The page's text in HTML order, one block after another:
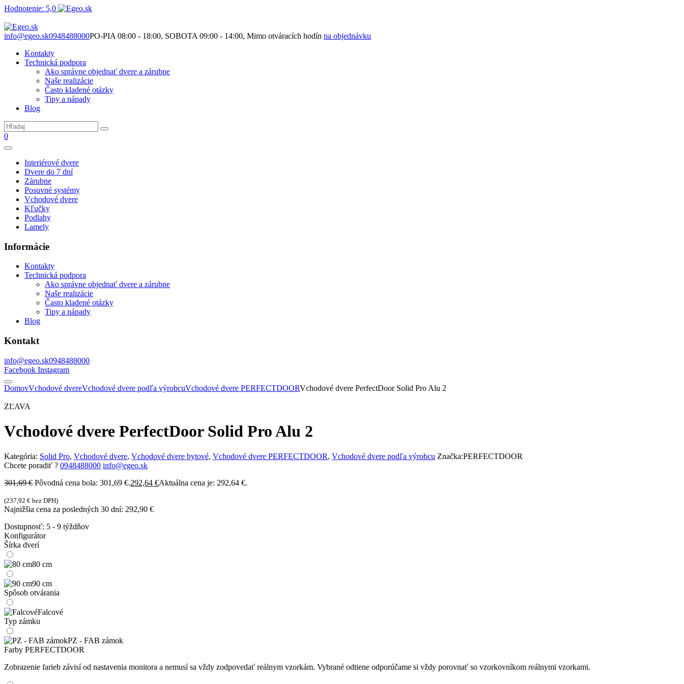
Hodnotenie: 5,0
info@egeo.sk0948488000PO-PIA 08:00 - 18:00, SOBOTA 09:00 - 14:00, Mimo otváracích hodín na objednávku
Kontakty
Technická podpora
Ako správne objednať dvere a zárubne
Naše realizácie
Často kladené otázky
Tipy a nápady
Blog
0
Interiérové dvere
Dvere do 7 dní
Zárubne
Posuvné systémy
Vchodové dvere
Kľučky
Podlahy
Lamely
Informácie
Kontakty
Technická podpora
Ako správne objednať dvere a zárubne
Naše realizácie
Často kladené otázky
Tipy a nápady
Blog
Kontakt
info@egeo.sk0948488000
Facebook Instagram
DomovVchodové dvereVchodové dvere podľa výrobcuVchodové dvere PERFECTDOORVchodové dvere PerfectDoor Solid Pro Alu 2
ZĽAVA
Vchodové dvere PerfectDoor Solid Pro Alu 2
Kategória: Solid Pro, Vchodové dvere, Vchodové dvere bytové, Vchodové dvere PERFECTDOOR, Vchodové dvere podľa výrobcu Značka:PERFECTDOOR
Chcete poradiť ? 0948488000 info@egeo.sk
301,69€ Pôvodná cena bola: 301,69 €.292,64 €Aktuálna cena je: 292,64 €.
(237,92 € bez DPH)
Najnižšia cena za posledných 30 dní: 292,90 €
Dostupnosť: 5 - 9 týždňov
Konfigurátor
Šírka dverí
80 cm
90 cm
Spôsob otvárania
Falcové
Typ zámku
PZ - FAB zámok
Farby PERFECTDOOR
Zobrazenie farieb závisí od nastavenia monitora a nemusí sa vždy zodpovedať reálnym vzorkám. Vybrané odtiene odporúčame si vždy porovnať so vzorkovníkom reálnymi vzorkami.